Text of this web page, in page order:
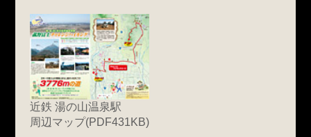
近鉄 湯の山温泉駅
周辺マップ(PDF431KB)